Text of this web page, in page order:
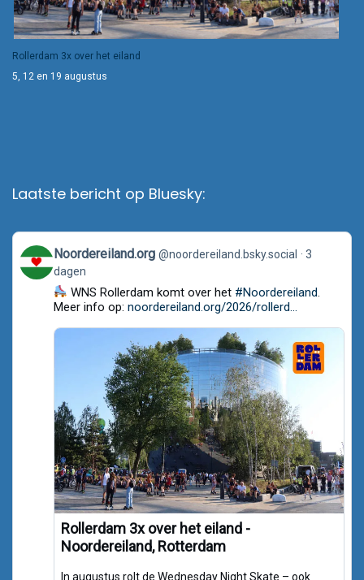
Rollerdam 3x over het eiland
5, 12 en 19 augustus
Laatste bericht op Bluesky:
View
post
by
Noordereiland.org
Bluesky
Noordereiland.org @noordereiland.bsky.social
3
dagen
WNS Rollerdam komt over het #Noordereiland
Meer info op: noordereiland.org/2026/rollerd...
Rollerdam 3x over het eiland -
Noordereiland, Rotterdam
In augustus rolt de Wednesday Night Skate – ook